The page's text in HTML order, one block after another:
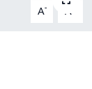
A- A